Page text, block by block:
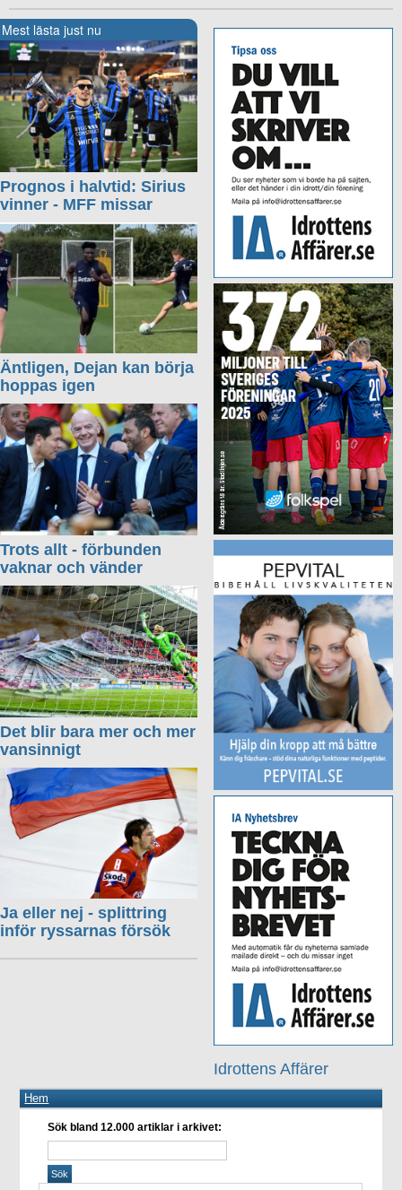
Idrottens Affärer
Mest lästa just nu
Prognos i halvtid: Sirius
vinner - MFF missar
Äntligen, Dejan kan börja
hoppas igen
Trots allt - förbunden
vaknar och vänder
Det blir bara mer och mer
vansinnigt
Ja eller nej - splittring
inför ryssarnas försök
Hem
Sök bland 12.000 artiklar i arkivet: